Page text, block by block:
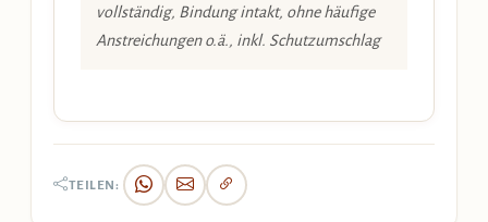
vollständig, Bindung intakt, ohne häufige
Anstreichungen o.ä., inkl. Schutzumschlag
TEILEN: